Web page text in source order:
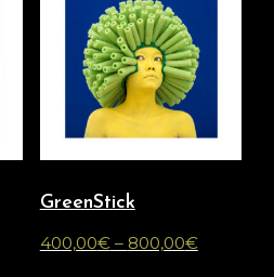
GreenStick
400,00€– 800,00€